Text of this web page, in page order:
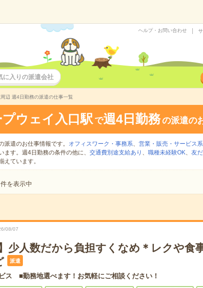
ヘルプ・お問い合わせ
に入りの派遣会社
辺 週4日勤務の派遣の仕事一覧
プウェイ入口駅 で週4日勤務の派遣の
派遣のお仕事情報です。 オフィスワーク・事務系、 営業・販売・サービス系
ます。週4日勤務の条件の他に、 交通費別途支給あり 、 職種未経験OK、 友
えています。
件を表示中
08/07
】少人数だから負担すくなめ＊レクや食
派遣
ス ■勤務地選べます！お気軽にご相談ください！